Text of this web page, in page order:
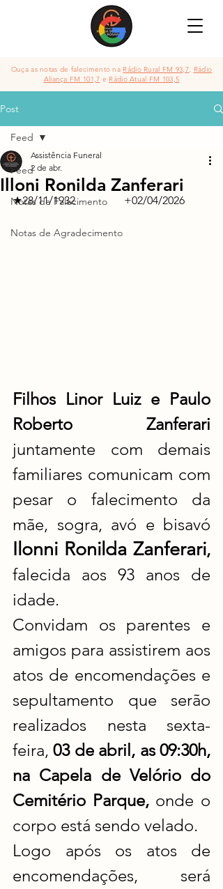
Ouça as notas de falecimento na Rádio Rural FM 93,7, Rádio
Aliança FM 101,7 e Rádio Atual FM 103,5
Post
Feed
Notas de Falecimento
Notas de Agradecimento
Feed
Illoni Ronilda Zanferari
Assistência Funeral
2 de abr.
★28/11/1932               	+02/04/2026
Filhos Linor Luiz e Paulo
juntamente com demais
familiares comunicam com
pesar o falecimento da
Ilonni Ronilda Zanferari,
falecida aos 93 anos de
idade.
Convidam os parentes e
amigos para assistirem aos
atos de encomendações e
sepultamento que serão
realizados nesta sexta-
feira, 03 de abril, as 09:30h,
na Capela de Velório do
Cemitério Parque, onde o
corpo está sendo velado.
Logo após os atos de
encomendações, será